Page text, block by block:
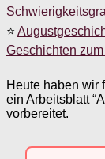
⭐
Geschichten
Heute haben wir
ein Arbeitsblatt
vorbereitet.